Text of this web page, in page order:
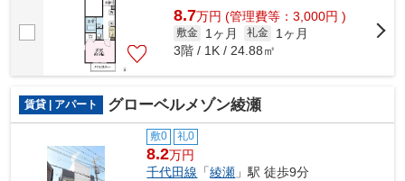
8.7万円 (管理費等：3,000円 )
敷金 1ヶ月 礼金
1ヶ月
3階 / 1K / 24.88㎡
賃貸 | アパート グローベルメゾン綾瀬
敷0 礼0
8.2万円
千代田線 「綾瀬 」駅 徒歩9分